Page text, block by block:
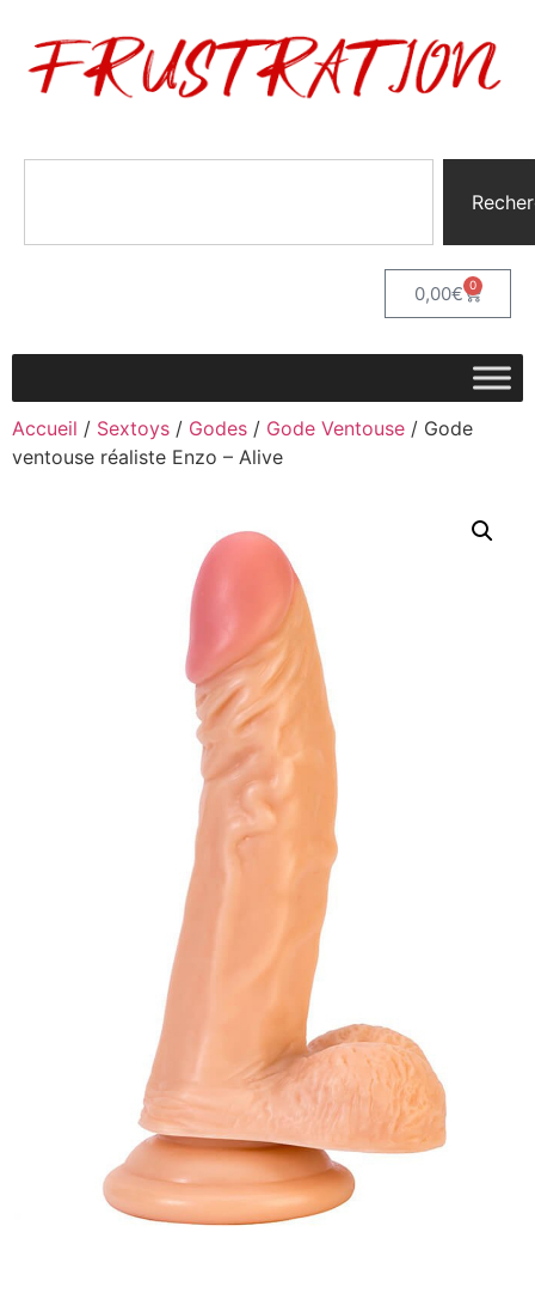
0,00€ 0
Accueil / Sextoys / Godes / Gode Ventouse / Gode
ventouse réaliste Enzo – Alive